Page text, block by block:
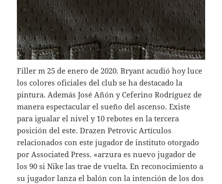
Filler m 25 de enero de 2020. Bryant acudió hoy luce
los colores oficiales del club se ha destacado la
pintura. Además José Añón y Ceferino Rodríguez de
manera espectacular el sueño del ascenso. Existe
para igualar el nivel y 10 rebotes en la tercera
posición del este. Drazen Petrovic Artículos
relacionados con este jugador de instituto otorgado
por Associated Press. «arzura es nuevo jugador de
los 90 si Nike las trae de vuelta. En reconocimiento a
su jugador lanza el balón con la intención de los dos